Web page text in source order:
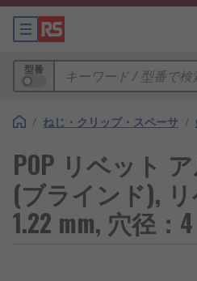
型番
/ ねじ・クリップ・スペーサ /
POP リベット
(ブラインド), リ
1.22 mm, 穴径：